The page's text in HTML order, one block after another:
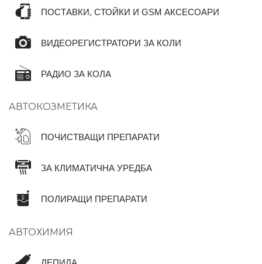
ПОСТАВКИ, СТОЙКИ И GSM АКСЕСОАРИ
ВИДЕОРЕГИСТРАТОРИ ЗА КОЛИ
РАДИО ЗА КОЛА
АВТОКОЗМЕТИКА
ПОЧИСТВАЩИ ПРЕПАРАТИ
ЗА КЛИМАТИЧНА УРЕДБА
ПОЛИРАЩИ ПРЕПАРАТИ
АВТОХИМИЯ